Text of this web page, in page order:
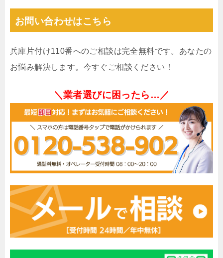
お問い合わせはこちら
兵庫片付け110番へのご相談は完全無料です。あなたの
お悩み解決します。今すぐご相談ください！
＼業者選びに困ったら…／